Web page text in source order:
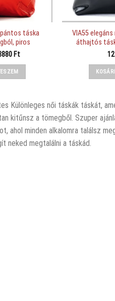
táska
piros
Ft.
FtCurrent
VIA55
áthajtós
Különleges női táskák táskát,
kitűnsz a tömegből. Szuper
ahol minden alkalomra találsz
neked megtalálni a táskád.